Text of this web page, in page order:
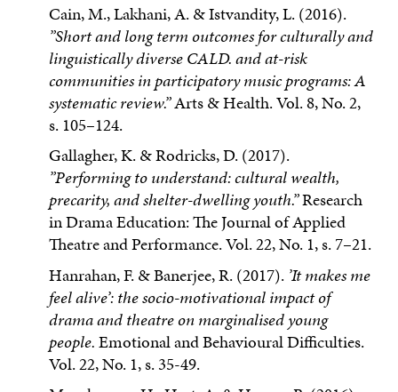
Cain, M., Lakhani, A. & Istvandity, L. (2016).
”Short and long term outcomes for culturally and
linguistically diverse CALD. and at-risk
communities in participatory music programs: A
systematic review.”Arts & Health. Vol. 8, No. 2,
s. 105–124.
Gallagher, K. & Rodricks, D. (2017).
”Performing to understand: cultural wealth,
precarity, and shelter-dwelling youth.”Research
in Drama Education: The Journal of Applied
Theatre and Performance. Vol. 22, No. 1, s. 7–21.
Hanrahan, F. & Banerjee, R. (2017). ’It makes me
feel alive’: the socio-motivational impact of
drama and theatre on marginalised young
people.Emotional and Behavioural Difficulties.
Vol. 22, No. 1, s. 35-49.